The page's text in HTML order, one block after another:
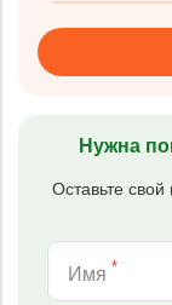
Нужна
Оставьте
Имя *